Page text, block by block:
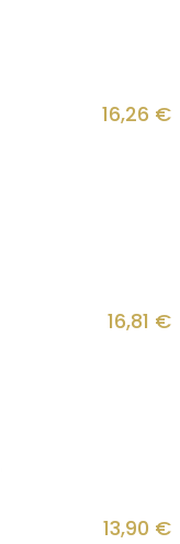
16,26 €
16,81 €
13,90 €